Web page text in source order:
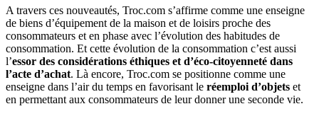
A travers ces nouveautés, Troc.com s’affirme comme une enseigne
de biens d’équipement de la maison et de loisirs proche des
consommateurs et en phase avec l’évolution des habitudes de
consommation. Et cette évolution de la consommation c’est aussi
l’essor des considérations éthiques et d’éco-citoyenneté dans
l’acte d’achat. Là encore, Troc.com se positionne comme une
enseigne dans l’air du temps en favorisant le réemploi d’objets et
en permettant aux consommateurs de leur donner une seconde vie.